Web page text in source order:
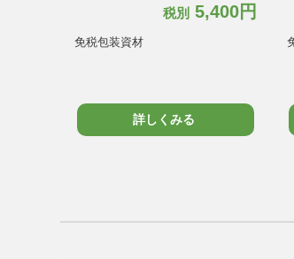
税別 5,400円
免税包装資材
詳しくみる